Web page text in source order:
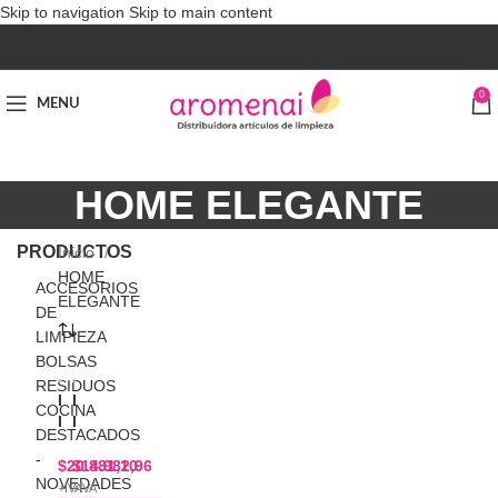
Skip to navigation Skip to main content
MENU
0
HOME ELEGANTE
PRODUCTOS
ACCESORIOS
DE
LIMPIEZA
BOLSAS
RESIDUOS
COCINA
DESTACADOS
-
NOVEDADES
Inicio
HOME
ELEGANTE
E
L
E
G
A
$20.881,10
+IVA
E
L
E
G
A
$14.982,96
+IVA